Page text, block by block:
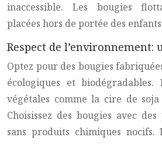
inaccessible. Les bougies
placées hors de portée des
Respect de l’environnement:
Optez pour des bougies
écologiques et
végétales comme la cire de
Choisissez des bougies avec
sans produits chimiques nocifs.